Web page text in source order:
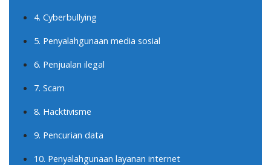
4. Cyberbullying
5. Penyalahgunaan media sosial
6. Penjualan ilegal
7. Scam
8. Hacktivisme
9. Pencurian data
10. Penyalahgunaan layanan internet